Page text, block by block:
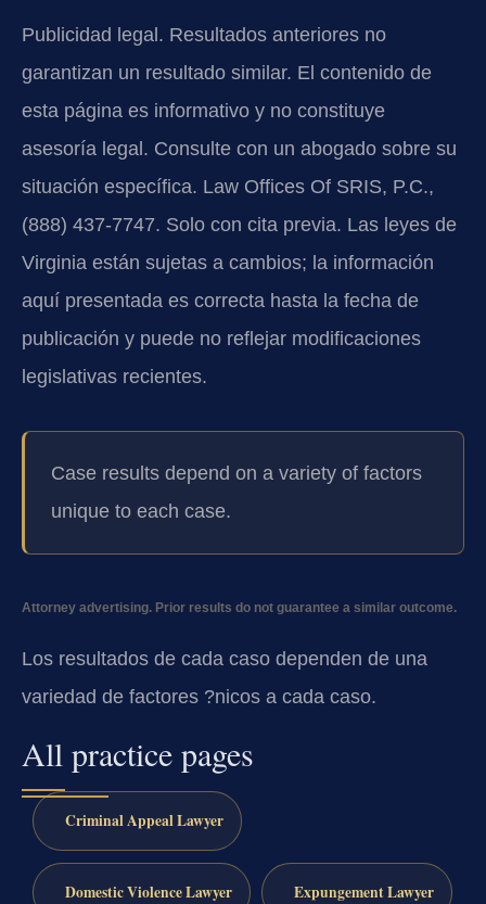
Publicidad legal. Resultados anteriores no
garantizan un resultado similar. El contenido de
esta página es informativo y no constituye
asesoría legal. Consulte con un abogado sobre su
situación específica. Law Offices Of SRIS, P.C.,
(888) 437-7747. Solo con cita previa. Las leyes de
Virginia están sujetas a cambios; la información
aquí presentada es correcta hasta la fecha de
publicación y puede no reflejar modificaciones
legislativas recientes.
Case results depend on a variety of factors
unique to each case.
Attorney advertising. Prior results do not guarantee a similar outcome.
Los resultados de cada caso dependen de una
variedad de factores ?nicos a cada caso.
All practice pages
Criminal Appeal Lawyer
Domestic Violence Lawyer Expungement Lawyer